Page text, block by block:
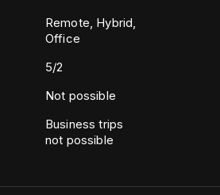
Remote, Hybrid,
Office
5/2
Not possible
Business trips
not possible